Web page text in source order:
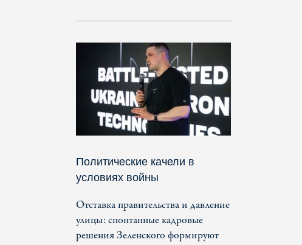
Политические качели в
условиях войны
Отставка правительства и давление
улицы: спонтанные кадровые
решения Зеленского формируют